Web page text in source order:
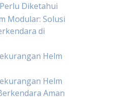
Diketahui
Modular: Solusi
di
Helm
Helm
Aman